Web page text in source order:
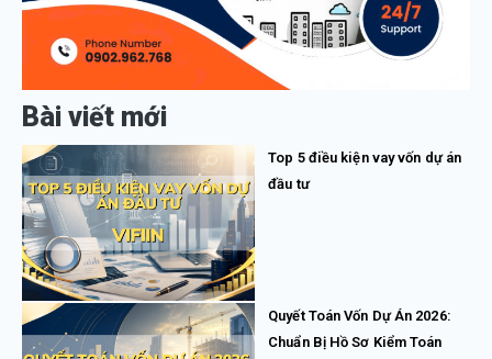
Bài viết mới
Top 5 điều kiện vay vốn dự án
đầu tư
Quyết Toán Vốn Dự Án 2026:
Chuẩn Bị Hồ Sơ Kiểm Toán